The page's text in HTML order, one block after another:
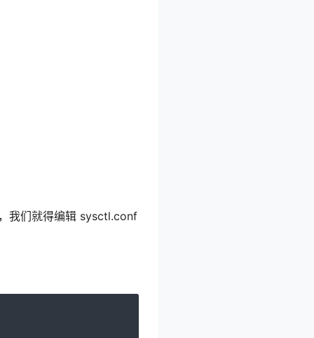
我们就得编辑 sysctl.conf